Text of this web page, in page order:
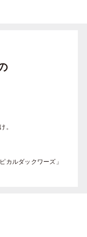
。
カルダックワーズ」